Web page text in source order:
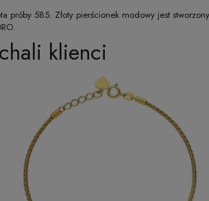
próby 585. Złoty pierścionek modowy jest
klienci